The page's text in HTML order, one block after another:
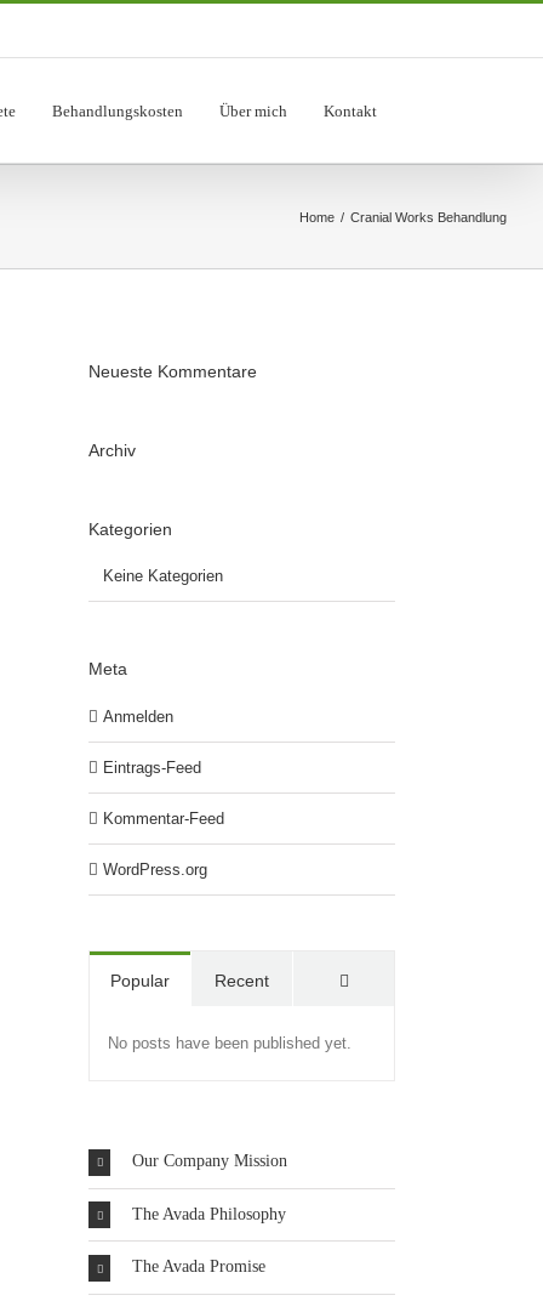
Behandlungskosten Über mich Kontakt
Home / Cranial Works Behandlung
Neueste Kommentare
Archiv
Kategorien
Keine Kategorien
Meta
Anmelden
Eintrags-Feed
Kommentar-Feed
WordPress.org
Popular Recent Comments
No posts have been published yet.
Our Company Mission
The Avada Philosophy
The Avada Promise